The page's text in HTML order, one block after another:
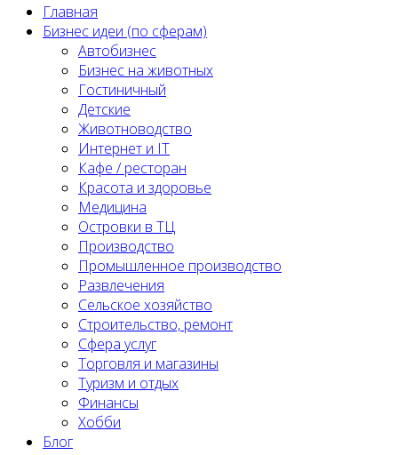
Главная
Бизнес идеи (по сферам)
Автобизнес
Бизнес на животных
Гостиничный
Детские
Животноводство
Интернет и IT
Кафе / ресторан
Красота и здоровье
Медицина
Островки в ТЦ
Производство
Промышленное производство
Развлечения
Сельское хозяйство
Строительство, ремонт
Сфера услуг
Торговля и магазины
Туризм и отдых
Финансы
Хобби
Блог